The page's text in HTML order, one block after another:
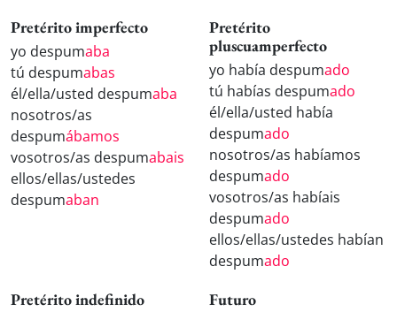
Pretérito imperfecto
yo despumaba
tú despumabas
él/ella/usted despumaba
nosotros/as
despumábamos
vosotros/as despumabais
ellos/ellas/ustedes
despumaban
Pretérito
pluscuamperfecto
yo había despumado
tú habías despumado
él/ella/usted había
despumado
nosotros/as habíamos
despumado
vosotros/as habíais
despumado
ellos/ellas/ustedes habían
despumado
Pretérito indefinido Futuro